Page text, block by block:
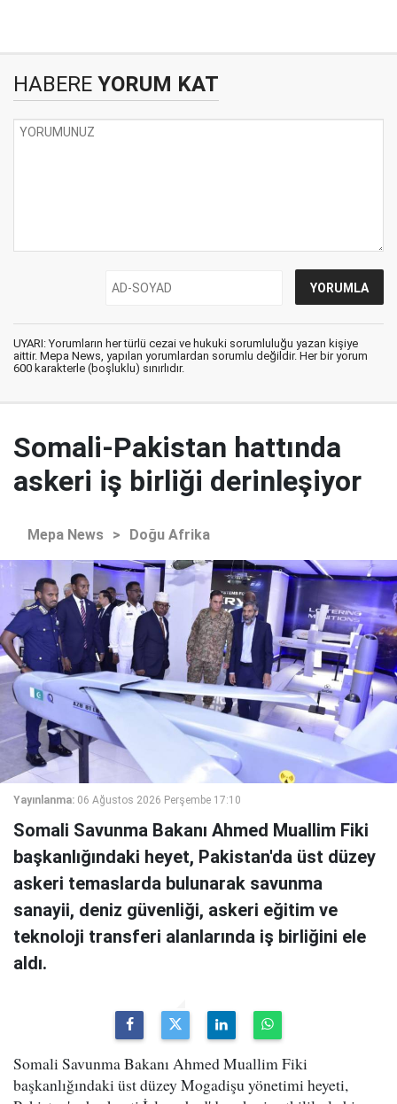
HABERE YORUM KAT
UYARI: Yorumların her türlü cezai ve hukuki sorumluluğu yazan kişiye
aittir. Mepa News, yapılan yorumlardan sorumlu değildir. Her bir yorum
600 karakterle (boşluklu) sınırlıdır.
Somali-Pakistan hattında
askeri iş birliği derinleşiyor
Mepa News > Doğu Afrika
Yayınlanma: 06 Ağustos 2026 Perşembe 17:10
Somali Savunma Bakanı Ahmed Muallim Fiki
başkanlığındaki heyet, Pakistan'da üst düzey
askeri temaslarda bulunarak savunma
sanayii, deniz güvenliği, askeri eğitim ve
teknoloji transferi alanlarında iş birliğini ele
aldı.
Somali Savunma Bakanı Ahmed Muallim Fiki
başkanlığındaki üst düzey Mogadişu yönetimi heyeti,